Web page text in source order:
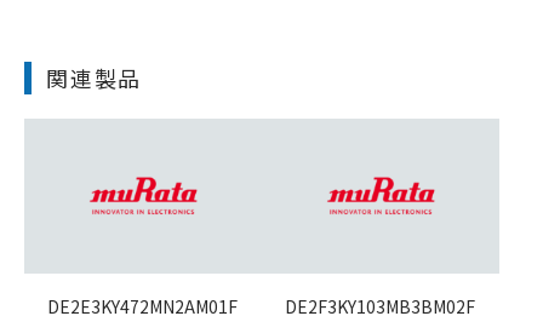
関連製品
DE2E3KY472MN2AM01F
DE2F3KY103MB3BM02F